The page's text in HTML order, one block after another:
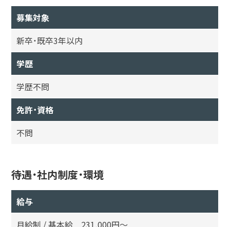
募集対象
新卒・既卒3年以内
学歴
学歴不問
免許・資格
不問
待遇・社内制度・環境
給与
月給制 / 基本給 231,000円〜